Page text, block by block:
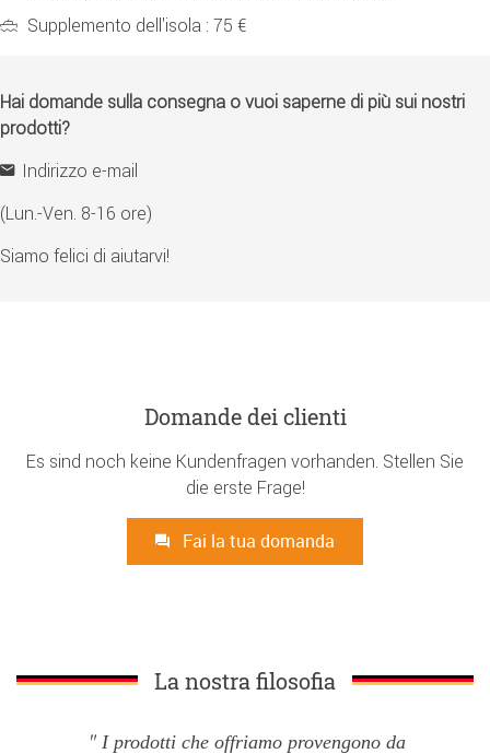
Supplemento dell'isola : 75 €
Hai domande sulla consegna o vuoi saperne di più sui nostri
prodotti?
Indirizzo e-mail
(Lun.-Ven. 8-16 ore)
Siamo felici di aiutarvi!
Domande dei clienti
Es sind noch keine Kundenfragen vorhanden. Stellen Sie
die erste Frage!
Fai la tua domanda
La nostra filosofia
I prodotti che offriamo provengono da